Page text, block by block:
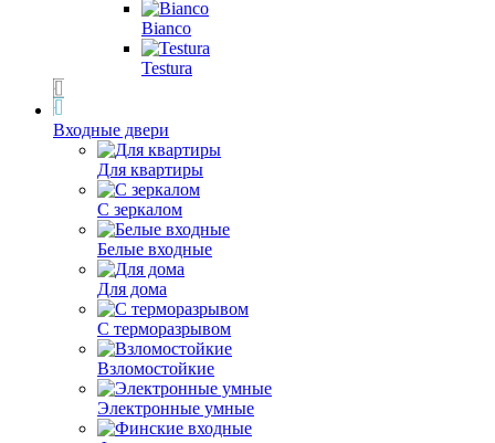
Bianco
Testura
Входные двери
Для квартиры
С зеркалом
Белые входные
Для дома
С терморазрывом
Взломостойкие
Электронные умные